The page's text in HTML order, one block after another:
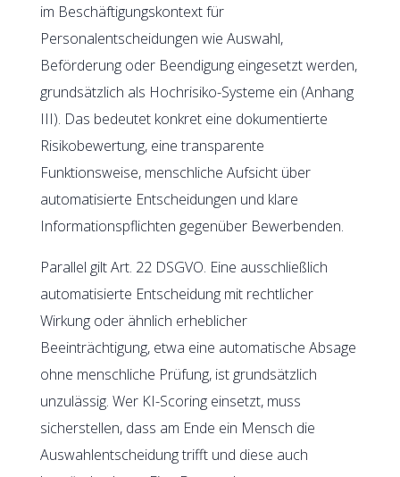
im Beschäftigungskontext für
Personalentscheidungen wie Auswahl,
Beförderung oder Beendigung eingesetzt werden,
grundsätzlich als Hochrisiko-Systeme ein (Anhang
III). Das bedeutet konkret eine dokumentierte
Risikobewertung, eine transparente
Funktionsweise, menschliche Aufsicht über
automatisierte Entscheidungen und klare
Informationspflichten gegenüber Bewerbenden.
Parallel gilt Art. 22 DSGVO. Eine ausschließlich
automatisierte Entscheidung mit rechtlicher
Wirkung oder ähnlich erheblicher
Beeinträchtigung, etwa eine automatische Absage
ohne menschliche Prüfung, ist grundsätzlich
unzulässig. Wer KI-Scoring einsetzt, muss
sicherstellen, dass am Ende ein Mensch die
Auswahlentscheidung trifft und diese auch